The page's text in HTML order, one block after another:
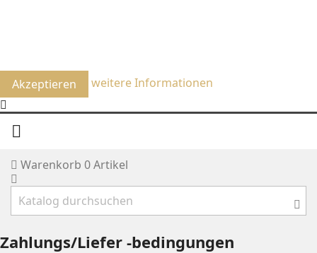
Akzeptieren
weitere Informationen

Warenkorb 0Artikel
Zahlungs/Liefer -bedingungen